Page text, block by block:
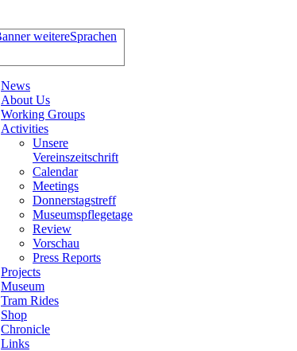
News
About Us
Working Groups
Activities
Unsere
Vereinszeitschrift
Calendar
Meetings
Donnerstagstreff
Museumspflegetage
Review
Vorschau
Press Reports
Projects
Museum
Tram Rides
Shop
Chronicle
Links